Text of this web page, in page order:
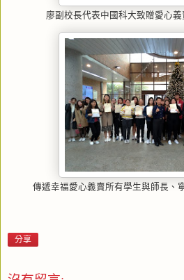
廖副校長代表中國科大致贈愛心
傳遞幸福愛心義賣所有學生與師長、
分享